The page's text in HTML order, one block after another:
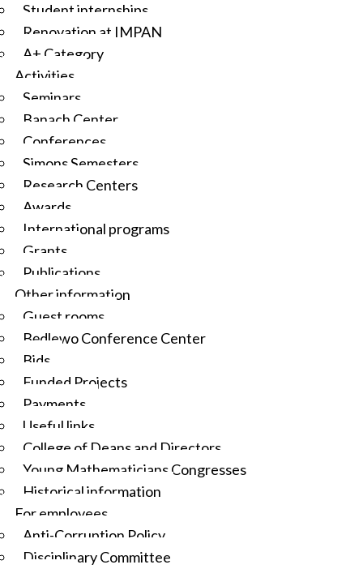
Student internships
Renovation at IMPAN
A+ Category
Activities
Seminars
Banach Center
Conferences
Simons Semesters
Research Centers
Awards
International programs
Grants
Publications
Other information
Guest rooms
Będlewo Conference Center
Bids
Funded Projects
Payments
Useful links
College of Deans and Directors
Young Mathematicians Congresses
Historical information
For employees
Anti-Corruption Policy
Disciplinary Committee